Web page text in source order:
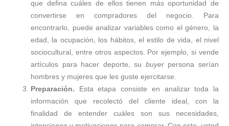
que defina cuáles de ellos tienen más oportunidad de
convertirse en compradores del negocio. Para
encontrarlo, puede analizar variables como el género, la
edad, la ocupación, los hábitos, el estilo de vida, el nivel
sociocultural, entre otros aspectos. Por ejemplo, si vende
artículos para hacer deporte, su buyer persona serían
hombres y mujeres que les guste ejercitarse.
Preparación. Esta etapa consiste en analizar toda la
información que recolectó del cliente ideal, con la
finalidad de entender cuáles son sus necesidades,